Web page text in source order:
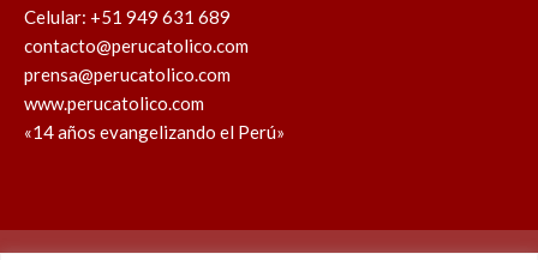
Celular: +51 949 631 689
contacto@perucatolico.com
prensa@perucatolico.com
www.perucatolico.com
«14 años evangelizando el Perú»